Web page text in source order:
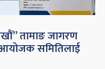
तामाङ जागरण
आयोजक समितिलाई